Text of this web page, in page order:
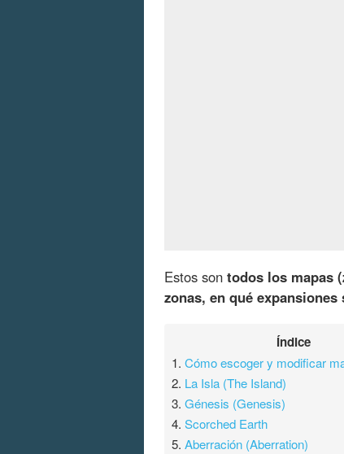
Estos son todos los mapas
zonas, en qué
Índice
1.Cómo escoger y modificar
2. La Isla (The Island)
3.Génesis (Genesis)
4.Scorched Earth
5.Aberración (Aberration)